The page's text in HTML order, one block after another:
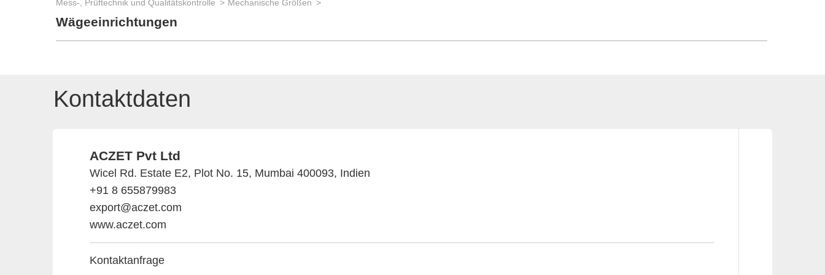
Mess-, Prüftechnik und Qualitätskontrolle Mechanische Größen
Wägeeinrichtungen
Kontaktdaten
ACZET Pvt Ltd
Wicel Rd. Estate E2, Plot No. 15, Mumbai 400093, Indien
+91 8 655879983
export@aczet.com
www.aczet.com
Kontaktanfrage